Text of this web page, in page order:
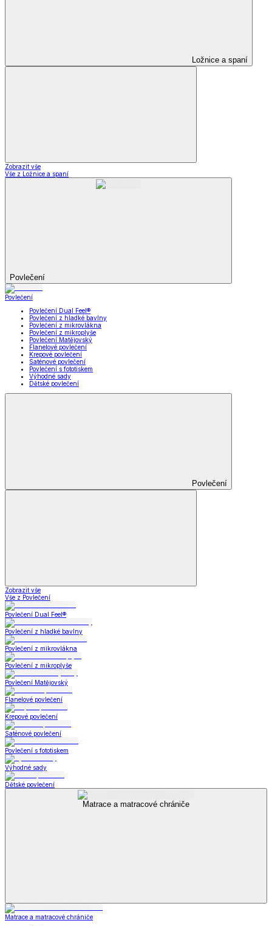
Ložnice a spaní
Zobrazit vše
Vše z Ložnice a spaní
Povlečení
Povlečení
Povlečení Dual Feel®
Povlečení z hladké bavlny
Povlečení z mikrovlákna
Povlečení z mikroplyše
Povlečení Matějovský
Flanelové povlečení
Krepové povlečení
Saténové povlečení
Povlečení s fototiskem
Výhodné sady
Dětské povlečení
Povlečení
Zobrazit vše
Vše z Povlečení
Povlečení Dual Feel®
Povlečení z hladké bavlny
Povlečení z mikrovlákna
Povlečení z mikroplyše
Povlečení Matějovský
Flanelové povlečení
Krepové povlečení
Saténové povlečení
Povlečení s fototiskem
Výhodné sady
Dětské povlečení
Matrace a matracové chrániče
Matrace a matracové chrániče